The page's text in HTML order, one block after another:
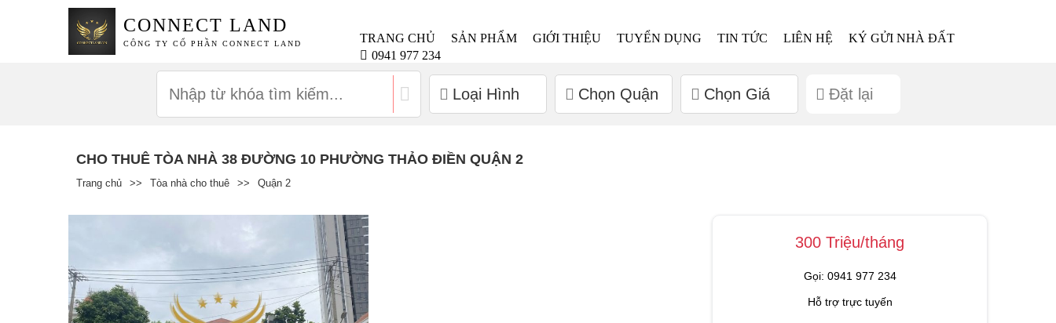
CONNECT LAND
CÔNG TY CỔ PHẦN CONNECT LAND TRANG CHỦ SẢN PHẨM GIỚI THIỆU TUYỂN DỤNG TIN TỨC LIÊN HỆ
KÝ GỬI NHÀ ĐẤT
0941 977 234
Loại Hình Chọn Quận Chọn Giá Đặt lại
CHO THUÊ TÒA NHÀ 38 ĐƯỜNG 10 PHƯỜNG THẢO ĐIỀN QUẬN 2
Trang chủ >> Tòa nhà cho thuê >> Quận 2
300 Triệu/tháng
Gọi: 0941 977 234
Hỗ trợ trực tuyến